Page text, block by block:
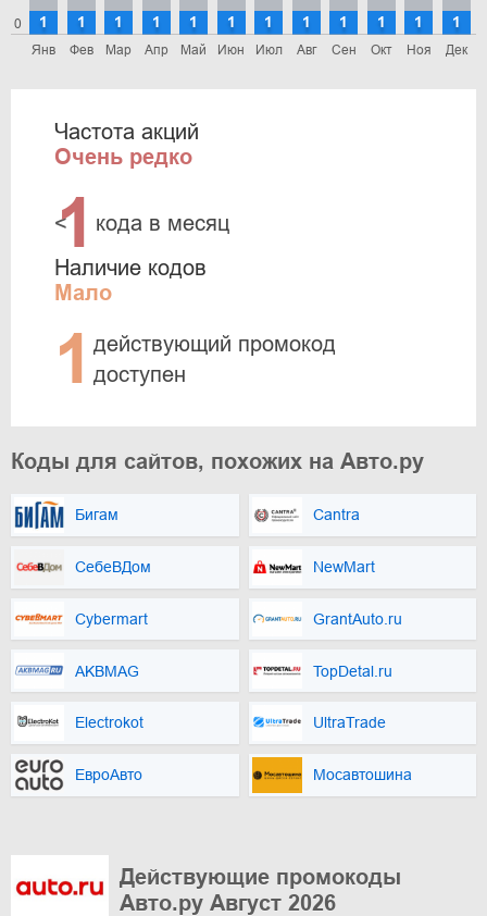
0
Янв
1
Фев
1
Мар
1
Апр
1
Май
1
Июн
1
Июл
1
Авг
1
Сен
1
Окт
1
Ноя
1
Дек
1
Частота акций
Очень редко
<
1 кода в месяц
Наличие кодов
Мало
1 действующий промокод
доступен
Коды для сайтов, похожих на Авто.ру
Бигам Cantra
СебеВДом NewMart
Cybermart GrantAuto.ru
AKBMAG TopDetal.ru
Electrokot UltraTrade
ЕвроАвто Мосавтошина
Действующие промокоды
Авто.ру Август 2026